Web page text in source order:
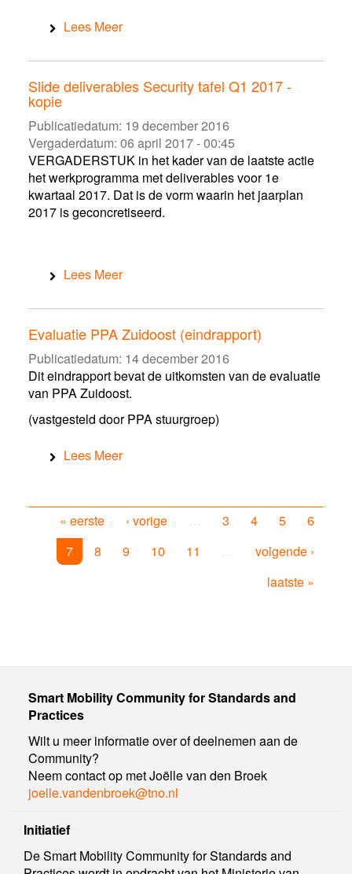
Lees Meer
Slide deliverables Security tafel Q1 2017 -
kopie
Publicatiedatum: 19 december 2016
Vergaderdatum: 06 april 2017 - 00:45
VERGADERSTUK in het kader van de laatste actie
het werkprogramma met deliverables voor 1e
kwartaal 2017. Dat is de vorm waarin het jaarplan
2017 is geconcretiseerd.
Lees Meer
Evaluatie PPA Zuidoost (eindrapport)
Publicatiedatum: 14 december 2016
Dit eindrapport bevat de uitkomsten van de evaluatie
van PPA Zuidoost.
(vastgesteld door PPA stuurgroep)
Lees Meer
« eerste ‹ vorige … 3 4 5
6
7
8 9 10 11 …
volgende ›
laatste »
Smart Mobility Community for Standards and
Practices
Wilt u meer informatie over of deelnemen aan de
Community?
Neem contact op met Joëlle van den Broek
joelle.vandenbroek@tno.nl
Initiatief
De Smart Mobility Community for Standards and